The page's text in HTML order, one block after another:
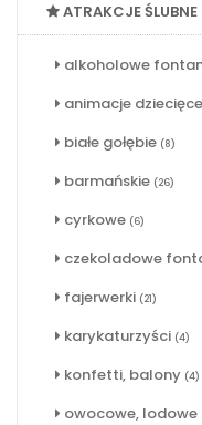
ATRAKCJE ŚLUBNE
alkoholowe
animacje dziecięce
białe gołębie (8)
barmańskie (26)
cyrkowe (6)
czekoladowe
fajerwerki (21)
karykaturzyści (4)
konfetti, balony (4)
owocowe, lodowe